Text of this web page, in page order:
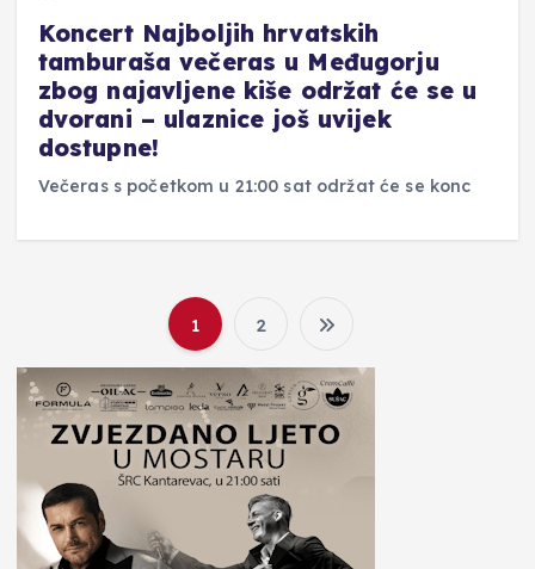
Koncert Najboljih hrvatskih
tamburaša večeras u Međugorju
zbog najavljene kiše održat će se u
dvorani – ulaznice još uvijek
dostupne!
Večeras s početkom u 21:00 sat održat će se konc
B
r
o
j
1 2